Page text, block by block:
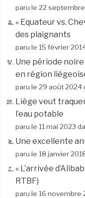
paru le 22
« Equateur vs.
des plaignants
paru le 15 février
Une période
en région
paru le 29 août 2024
Liège veut
l’eau potable
paru le 11 mai 2023
Une excellente
paru le 18 janvier
« L’arrivée
RTBF)
paru le 16 novembre